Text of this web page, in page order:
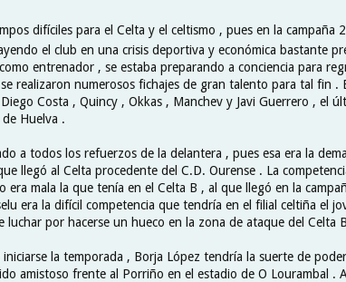
difíciles para el Celta y el celtismo , pues en la campaña
el club en una crisis deportiva y económica bastante
entrenador , se estaba preparando a conciencia para
realizaron numerosos fichajes de gran talento para tal fin .
Costa , Quincy , Okkas , Manchev y Javi Guerrero , el
Huelva .
a todos los refuerzos de la delantera , pues esa era la
llegó al Celta procedente del C.D. Ourense . La
era mala la que tenía en el Celta B , al que llegó en la
era la difícil competencia que tendría en el filial celtiña el
luchar por hacerse un hueco en la zona de ataque del Celta
la temporada , Borja López tendría la suerte de
amistoso frente al Porriño en el estadio de O Lourambal .